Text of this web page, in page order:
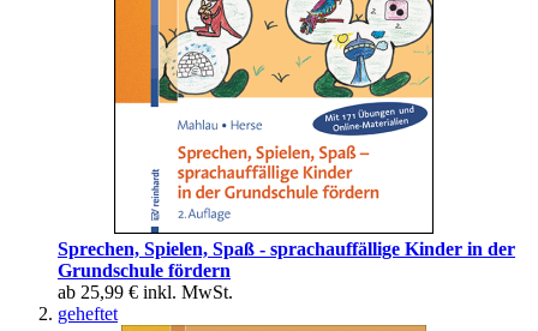
Sprechen, Spielen, Spaß - sprachauffällige Kinder in der
Grundschule fördern
ab 25,99 € inkl. MwSt.
geheftet